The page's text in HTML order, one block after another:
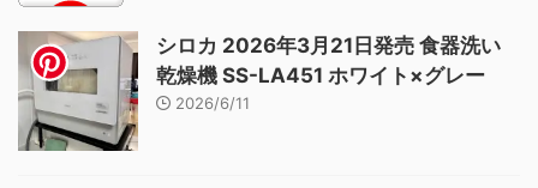
シロカ 2026年3月21日発売 食器洗い
乾燥機 SS-LA451 ホワイト×グレー
2026/6/11